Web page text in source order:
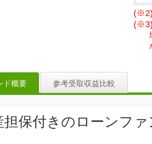
(※2)
(※3)
ド概要 参考受取収益比較
担保付きのローンフ